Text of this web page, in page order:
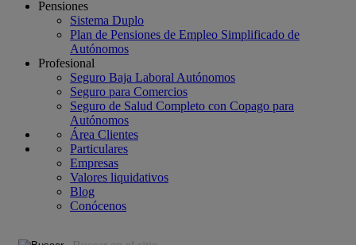
Pensiones
Sistema Duplo
Plan de Pensiones de Empleo Simplificado de
Autónomos
Profesional
Seguro Baja Laboral Autónomos
Seguro para Comercios
Seguro de Salud Completo con Copago para
Autónomos
Área Clientes
Particulares
Empresas
Valores liquidativos
Blog
Conócenos